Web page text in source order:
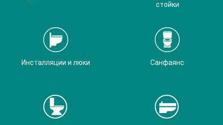
стойки
Инсталляции и люки Санфаянс